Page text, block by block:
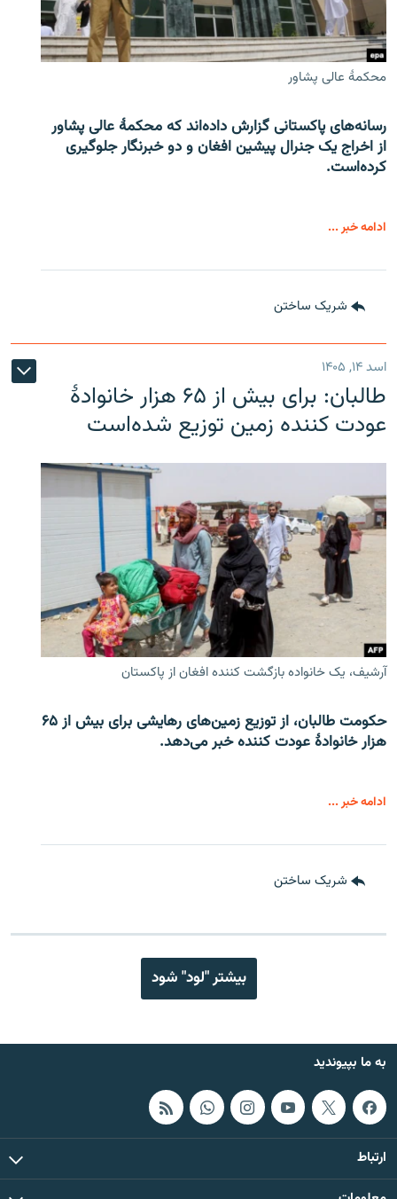
محکمۀ عالی پشاور
رسانه‌های پاکستانی گزارش داده‌اند که محکمۀ عالی پشاور
از اخراج یک جنرال پیشین افغان و دو خبرنگار جلوگیری
کرده‌است.
ادامه خبر ...
شریک ساختن
اسد ۱۴, ۱۴۰۵
طالبان: برای بیش از ۶۵ هزار خانوادۀ
عودت کننده زمین توزیع شده‌است
آرشیف، یک خانواده بازگشت کننده افغان از پاکستان
حکومت طالبان، از توزیع زمین‌های رهایشی برای بیش از ۶۵
هزار خانوادۀ عودت کننده خبر می‌دهد.
ادامه خبر ...
شریک ساختن
بیشتر "لود" شود
به ما بپیوندید
ارتباط